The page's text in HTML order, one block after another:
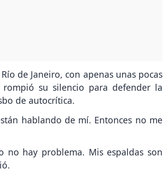
de Janeiro, con apenas unas pocas
rompió su silencio para defender la
de autocrítica.
hablando de mí. Entonces no me
no hay problema. Mis espaldas son